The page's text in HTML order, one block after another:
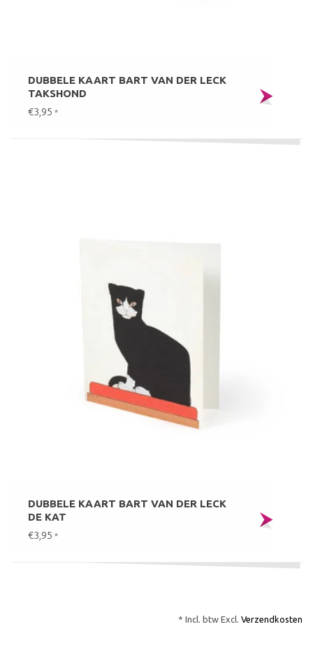
DUBBELE KAART BART VAN DER LECK
TAKSHOND
€3,95 *
DUBBELE KAART BART VAN DER LECK
DE KAT
€3,95 *
* Incl. btw Excl. Verzendkosten